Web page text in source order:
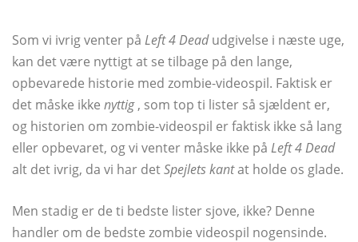
Som vi ivrig venter på Left 4 Deadudgivelse i næste uge,
kan det være nyttigt at se tilbage på den lange,
opbevarede historie med zombie-videospil. Faktisk er
det måske ikke nyttig, som top ti lister så sjældent er,
og historien om zombie-videospil er faktisk ikke så lang
eller opbevaret, og vi venter måske ikke på Left 4 Dead
alt det ivrig, da vi har detSpejlets kantat holde os glade.
Men stadig er de ti bedste lister sjove, ikke? Denne
handler om de bedste zombie videospil nogensinde.